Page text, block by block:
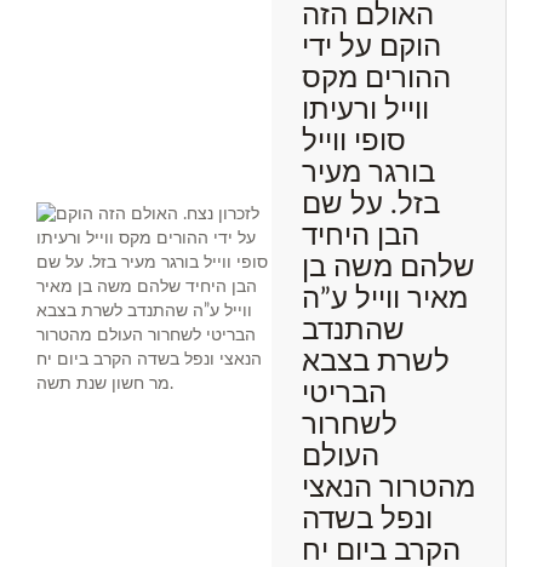
האולם הזה
הוקם על ידי
ההורים מקס
ווייל ורעיתו
סופי ווייל
בורגר מעיר
בזל. על שם
הבן היחיד
שלהם משה בן
מאיר ווייל ע”ה
שהתנדב
לשרת בצבא
הבריטי
לשחרור
העולם
מהטרור הנאצי
ונפל בשדה
הקרב ביום יח